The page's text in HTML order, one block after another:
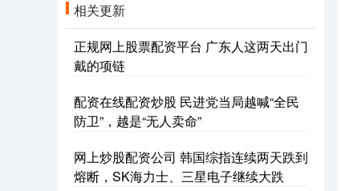
相关更新
正规网上股票配资平台 广东人这两天出门
戴的项链
配资在线配资炒股 民进党当局越喊“全民
防卫”，越是“无人卖命”
网上炒股配资公司 韩国综指连续两天跌到
熔断，SK海力士、三星电子继续大跌